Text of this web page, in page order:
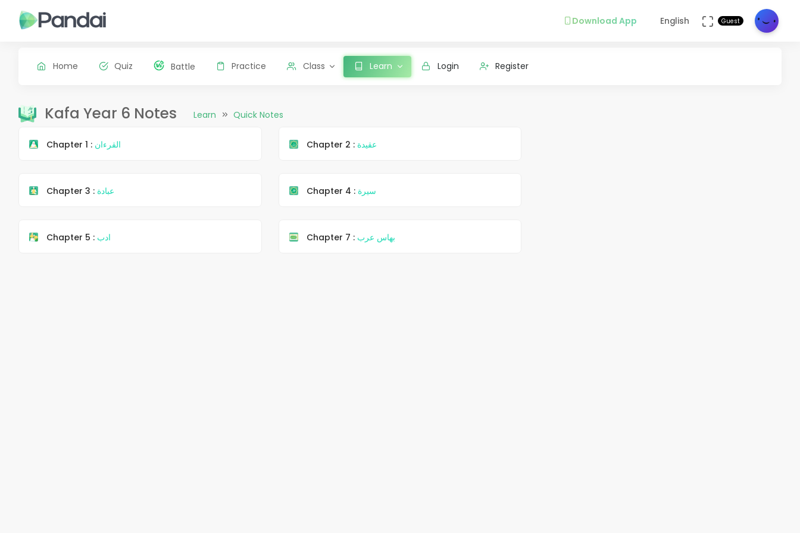
Download App English Guest
Home Quiz Battle Practice Class Learn Login Register
Kafa Year 6 Notes Learn Quick Notes
Chapter 1 : القرءان Chapter 2 : عقيدة
Chapter 3 : عبادة Chapter 4 : سيرة
Chapter 5 : ادب Chapter 7 : بهاس عرب